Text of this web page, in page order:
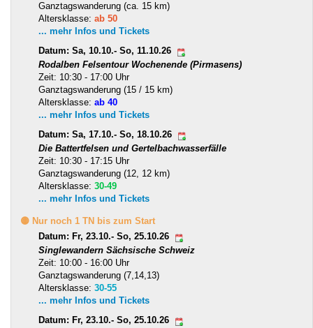
Ganztagswanderung (ca. 15 km)
Altersklasse: ab 50
... mehr Infos und Tickets
Datum: Sa, 10.10.- So, 11.10.26
Rodalben Felsentour Wochenende (Pirmasens)
Zeit: 10:30 - 17:00 Uhr
Ganztagswanderung (15 / 15 km)
Altersklasse: ab 40
... mehr Infos und Tickets
Datum: Sa, 17.10.- So, 18.10.26
Die Battertfelsen und Gertelbachwasserfälle
Zeit: 10:30 - 17:15 Uhr
Ganztagswanderung (12, 12 km)
Altersklasse: 30-49
... mehr Infos und Tickets
🟡 Nur noch 1 TN bis zum Start
Datum: Fr, 23.10.- So, 25.10.26
Singlewandern Sächsische Schweiz
Zeit: 10:00 - 16:00 Uhr
Ganztagswanderung (7,14,13)
Altersklasse: 30-55
... mehr Infos und Tickets
Datum: Fr, 23.10.- So, 25.10.26